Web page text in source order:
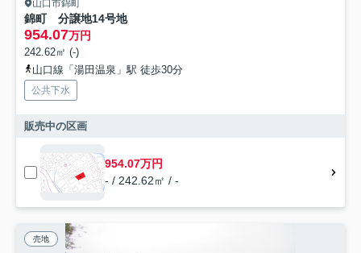
山口市錦町
錦町 分譲地14号地
954.07万円
242.62㎡ (-)
山口線「湯田温泉」駅 徒歩30分
公共下水
販売中の区画
954.07万円
- / 242.62㎡ / -
売地